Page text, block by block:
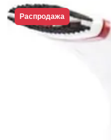
Распродажа